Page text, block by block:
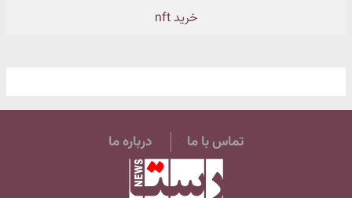
خرید nft
تماس با ما درباره ما